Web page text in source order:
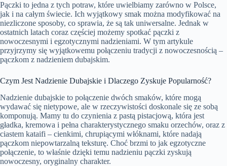
Pączki to jedna z tych potraw, które uwielbiamy zarówno w Polsce,
jak i na całym świecie. Ich wyjątkowy smak można modyfikować na
niezliczone sposoby, co sprawia, że są tak uniwersalne. Jednak w
ostatnich latach coraz częściej możemy spotkać pączki z
nowoczesnymi i egzotycznymi nadzieniami. W tym artykule
przyjrzymy się wyjątkowemu połączeniu tradycji z nowoczesnością –
pączkom z nadzieniem dubajskim.
Czym Jest Nadzienie Dubajskie i Dlaczego Zyskuje Popularność?
Nadzienie dubajskie to połączenie dwóch smaków, które mogą
wydawać się nietypowe, ale w rzeczywistości doskonale się ze sobą
komponują. Mamy tu do czynienia z pastą pistacjową, która jest
gładka, kremowa i pełna charakterystycznego smaku orzechów, oraz z
ciastem kataifi – cienkimi, chrupiącymi włóknami, które nadają
pączkom niepowtarzalną teksturę. Choć brzmi to jak egzotyczne
połączenie, to właśnie dzięki temu nadzieniu pączki zyskują
nowoczesny, oryginalny charakter.